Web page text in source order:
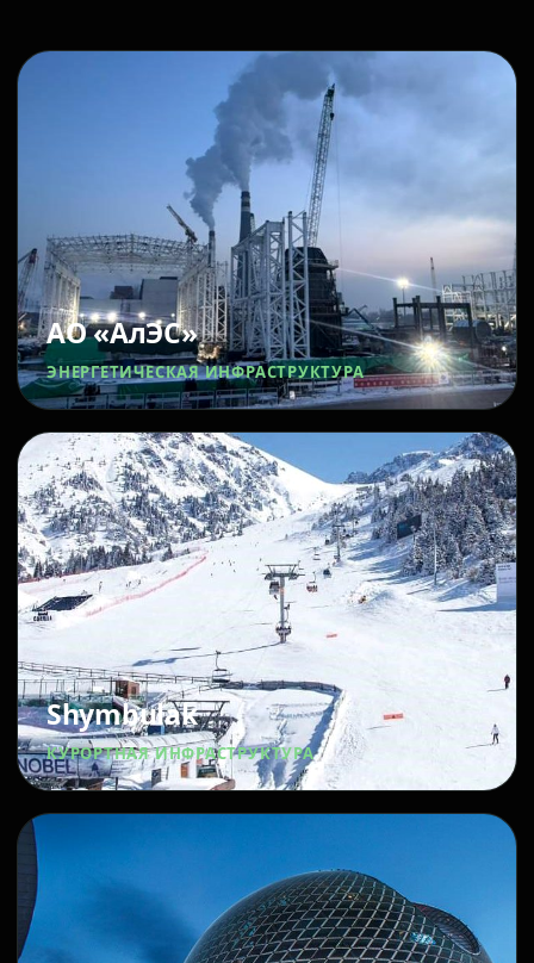
АО «АлЭС»
ЭНЕРГЕТИЧЕСКАЯ ИНФРАСТРУКТУРА
Shymbulak
КУРОРТНАЯ ИНФРАСТРУКТУРА